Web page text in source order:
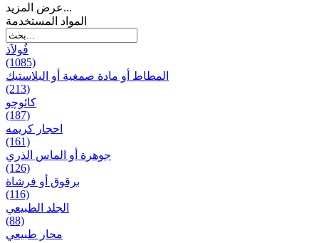
عرض المزيد...
المواد المستخدمة
فُولاَذ
(1085)
المطاط أو مادة صمغية أو البلاستيك
(213)
کائوچو
(187)
احجار کریمه
(161)
جوهرة أو الماس الذري
(126)
برقوق أو فرشاة
(116)
الجلد الطبيعي
(88)
محار طبيعي